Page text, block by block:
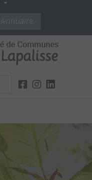
Annuaire